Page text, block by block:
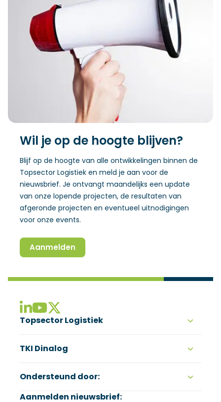
Wil je op de hoogte blijven?
Blijf op de hoogte van alle ontwikkelingen binnen de
Topsector Logistiek en meld je aan voor de
nieuwsbrief. Je ontvangt maandelijks een update
van onze lopende projecten, de resultaten van
afgeronde projecten en eventueel uitnodigingen
voor onze events.
Aanmelden
(Opent in een nieuw venster)
Topsector Logistiek
Ezelsveldlaan 59
015 251 65 65
Postbus 48
TKI Dinalog
Graaf Engelbertlaan 75
Ondersteund door:
Aanmelden nieuwsbrief:
(Opent in een nieuw venster)
(Opent in een nieuw venster)
(Opent in een nieuw venster)